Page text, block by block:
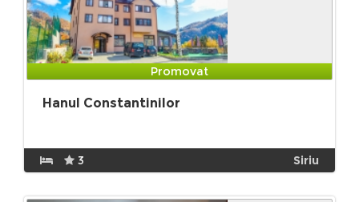
Promovat
Hanul Constantinilor
3 Siriu